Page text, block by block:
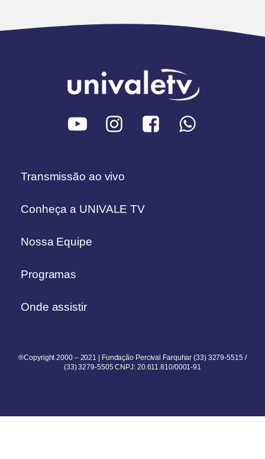
Transmissão ao vivo
Conheça a UNIVALE TV
Nossa Equipe
Programas
Onde assistir
®Copyright 2000 – 2021 | Fundação Percival Farquhar (33) 3279-5515 /
(33) 3279-5505 CNPJ: 20.611.810/0001-91